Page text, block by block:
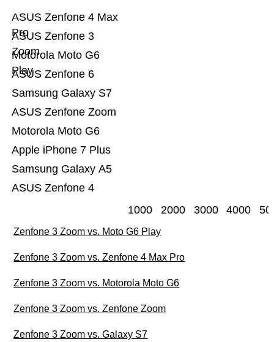
ASUS Zenfone 4
Samsung Galaxy A5
Apple iPhone 7 Plus
Motorola Moto G6
ASUS Zenfone Zoom
Samsung Galaxy S7
ASUS Zenfone 6
Motorola Moto G6
Play
ASUS Zenfone 3
Zoom
ASUS Zenfone 4 Max
Pro
1000 2000 3000 4000
Zenfone 3 Zoom vs. Moto G6 Play
Zenfone 3 Zoom vs. Zenfone 4 Max Pro
Zenfone 3 Zoom vs. Motorola Moto G6
Zenfone 3 Zoom vs. Zenfone Zoom
Zenfone 3 Zoom vs. Galaxy S7